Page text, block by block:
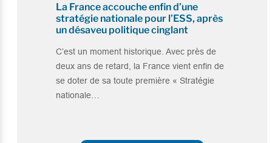
La France accouche enfin d’une
stratégie nationale pour l’ESS, après
un désaveu politique cinglant
C’est un moment historique. Avec près de
deux ans de retard, la France vient enfin de
se doter de sa toute première « Stratégie
nationale…